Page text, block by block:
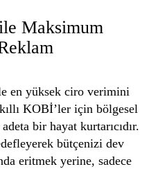
Maksimum
en yüksek ciro verimini
KOBİ’ler için bölgesel
bir hayat kurtarıcıdır.
bütçenizi dev
eritmek yerine, sadece